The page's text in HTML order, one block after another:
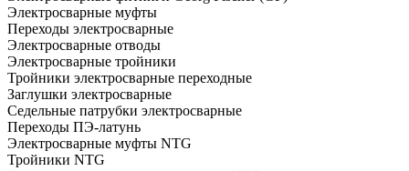
Электросварные муфты
Переходы электросварные
Электросварные отводы
Электросварные тройники
Тройники электросварные переходные
Заглушки электросварные
Седельные патрубки электросварные
Переходы ПЭ-латунь
Электросварные муфты NTG
Тройники NTG